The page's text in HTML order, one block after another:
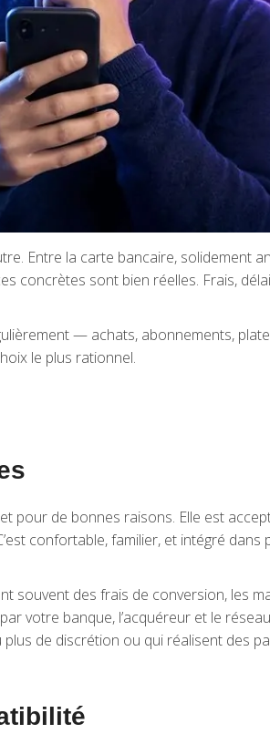
Entre la carte bancaire, solidement
concrètes sont bien réelles. Frais,
— achats, abonnements,
le plus rationnel.
pour de bonnes raisons. Elle est
confortable, familier, et intégré
souvent des frais de conversion, les
votre banque, l’acquéreur et le
de discrétion ou qui réalisent des